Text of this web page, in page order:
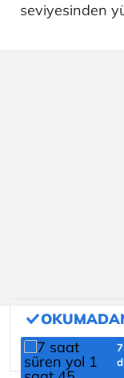
seviyesinden